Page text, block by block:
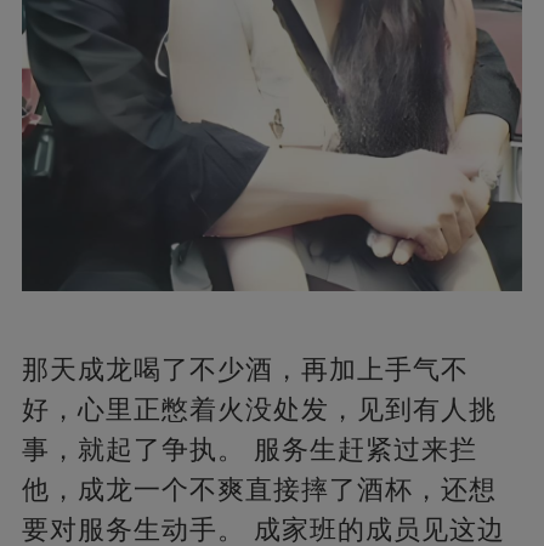
那天成龙喝了不少酒，再加上手气不
好，心里正憋着火没处发，见到有人挑
事，就起了争执。 服务生赶紧过来拦
他，成龙一个不爽直接摔了酒杯，还想
要对服务生动手。 成家班的成员见这边